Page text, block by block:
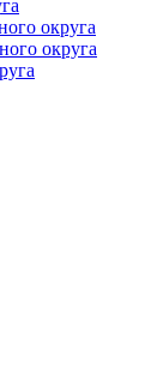
округа
округа